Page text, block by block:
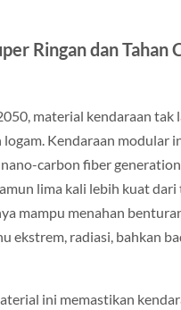
Ringan dan Tahan
material kendaraan tak
logam. Kendaraan modular
carbon fiber
lima kali lebih kuat dari
mampu menahan
ekstrem, radiasi, bahkan
ini memastikan